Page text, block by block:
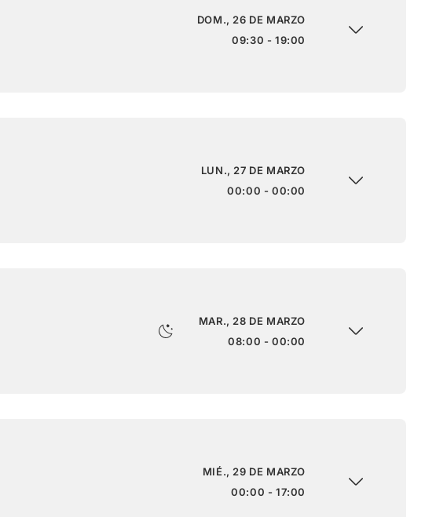
DOM., 26 DE MARZO
09:30 - 19:00
LUN., 27 DE MARZO
00:00 - 00:00
MAR., 28 DE MARZO
08:00 - 00:00
MIÉ., 29 DE MARZO
00:00 - 17:00